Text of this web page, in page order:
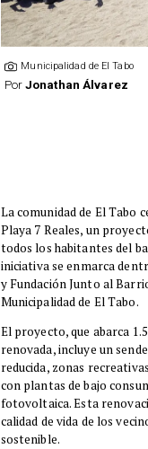
Municipalidad de El Tabo
Por Jonathan Álvarez
La comunidad de El Tabo
Playa 7 Reales, un
todos los habitantes del
iniciativa se enmarca
y Fundación Junto al
Municipalidad de El Tabo.
​El proyecto, que abarca
renovada, incluye un
reducida, zonas
con plantas de bajo
fotovoltaica. Esta
calidad de vida de los
sostenible.